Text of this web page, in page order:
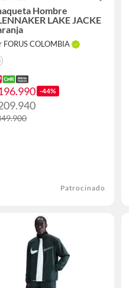
Hombre
LAKE JACKE
FORUS COLOMBIA
-44%
Patrocinado